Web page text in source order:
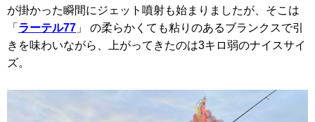
が掛かった瞬間にジェット噴射も始まりましたが、そこは
「 ラーテル77 」 の柔らかくても粘りのあるブランクスで引
きを味わいながら、上がってきたのは3キロ弱のナイスサイ
ズ。